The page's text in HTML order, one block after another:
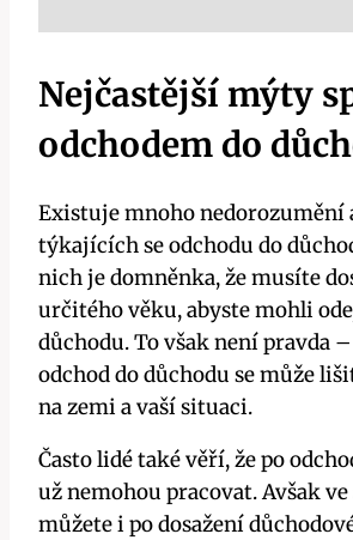
Nejčastější mýty
odchodem do
Existuje mnoho nedorozumění
týkajících se odchodu do
nich je domněnka, že musíte
určitého věku, abyste mohli
důchodu. To však není pravda
odchod do důchodu se může
na zemi a vaší situaci.
Často lidé také věří, že po
už nemohou pracovat. Avšak
můžete i po dosažení